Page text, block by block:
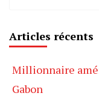
Articles récents
Millionnaire
Gabon